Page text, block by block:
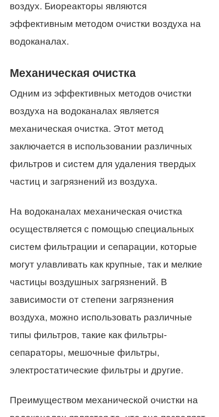
воздух. Биореакторы являются
эффективным методом очистки воздуха на
водоканалах.
Механическая очистка
Одним из эффективных методов очистки
воздуха на водоканалах является
механическая очистка. Этот метод
заключается в использовании различных
фильтров и систем для удаления твердых
частиц и загрязнений из воздуха.
На водоканалах механическая очистка
осуществляется с помощью специальных
систем фильтрации и сепарации, которые
могут улавливать как крупные, так и мелкие
частицы воздушных загрязнений. В
зависимости от степени загрязнения
воздуха, можно использовать различные
типы фильтров, такие как фильтры-
сепараторы, мешочные фильтры,
электростатические фильтры и другие.
Преимуществом механической очистки на